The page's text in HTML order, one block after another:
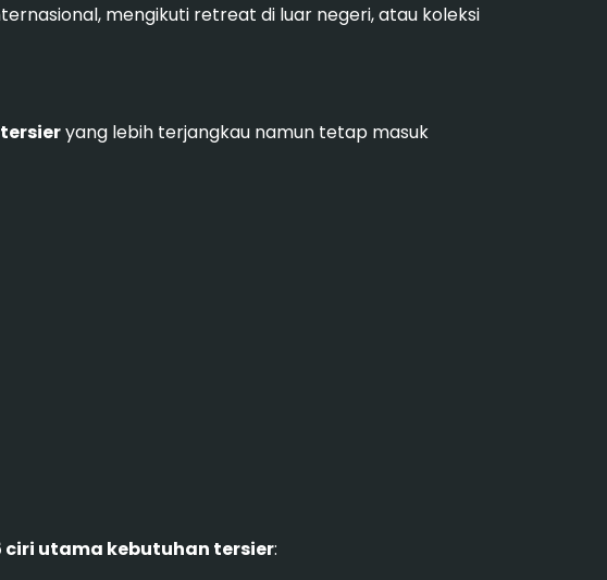
mengikuti retreat di luar negeri, atau koleksi
yang lebih terjangkau namun tetap masuk
ciri utama kebutuhan tersier: